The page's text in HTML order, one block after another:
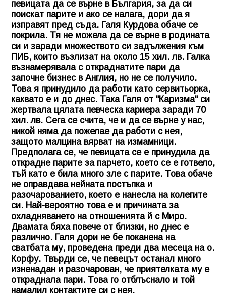
певицата да се върне в България, за да си
поискат парите и ако се налага, дори да я
изправят пред съда. Галя Курдова обаче се
покрила. Тя не можела да се върне в родината
си и заради множеството си задължения към
ПИБ, които възлизат на около 15 хил. лв. Галка
възнамерявала с откраднатите пари да
започне бизнес в Англия, но не се получило.
Това я принудило да работи като сервитьорка,
каквато е и до днес. Така Галя от "Каризма" си
жертвала цялата певческа кариера заради 70
хил. лв. Сега се счита, че и да се върне у нас,
никой няма да пожелае да работи с нея,
защото малцина вярват на измамници.
Предполага се, че певицата се е принудила да
открадне парите за парчето, което се е готвело,
тъй като е била много зле с парите. Това обаче
не оправдава нейната постъпка и
разочарованието, което е нанесла на колегите
си. Най-вероятно това е и причината за
охладняването на отношенията й с Миро.
Двамата бяха повече от близки, но днес е
различно. Галя дори не бе поканена на
сватбата му, проведена преди два месеца на о.
Корфу. Твърди се, че певецът останал много
изненадан и разочарован, че приятелката му е
откраднала пари. Това го отблъснало и той
намалил контактите си с нея.